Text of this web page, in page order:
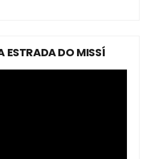
ESTRADA DO MISSÍ